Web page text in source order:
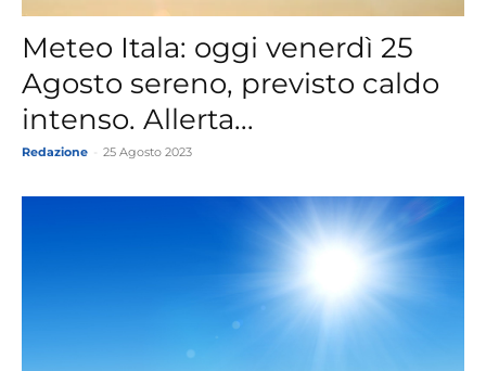
Meteo Itala: oggi venerdì 25
Agosto sereno, previsto caldo
intenso. Allerta...
Redazione 25 Agosto 2023